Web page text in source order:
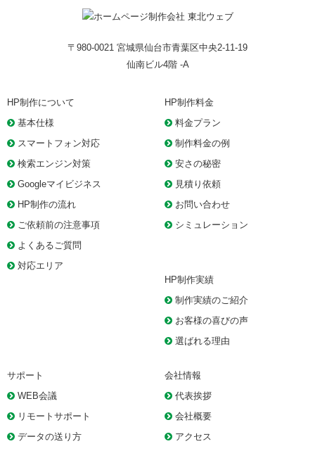
〒980-0021 宮城県仙台市青葉区中央2-11-19
仙南ビル4階 -A
HP制作について
基本仕様
スマートフォン対応
検索エンジン対策
Googleマイビジネス
HP制作の流れ
ご依頼前の注意事項
よくあるご質問
対応エリア
HP制作料金
料金プラン
制作料金の例
安さの秘密
見積り依頼
お問い合わせ
シミュレーション
HP制作実績
制作実績のご紹介
お客様の喜びの声
選ばれる理由
サポート
WEB会議
リモートサポート
データの送り方
会社情報
代表挨拶
会社概要
アクセス